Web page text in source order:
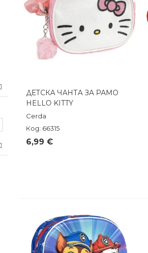
Бърз преглед
ДЕТСКА ЧАНТА ЗА РАМО
HELLO KITTY
Cerda
Код: 66315
6,99 €